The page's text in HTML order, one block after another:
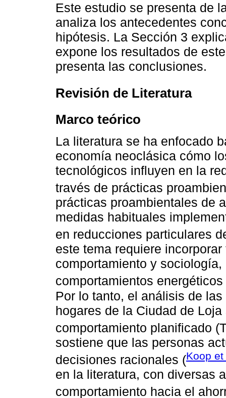
Este estudio se presenta de
analiza los antecedentes
hipótesis. La Sección 3
expone los resultados de
presenta las conclusiones.
Revisión de Literatura
Marco teórico
La literatura se ha enfocado
economía neoclásica cómo
tecnológicos influyen en la
través de prácticas
prácticas proambientales de
medidas habituales
en reducciones particulares
este tema requiere
comportamiento y
comportamientos
Por lo tanto, el análisis de
hogares de la Ciudad de
comportamiento planificado
sostiene que las personas
decisiones racionales (Koop
en la literatura, con diversas
comportamiento hacia el